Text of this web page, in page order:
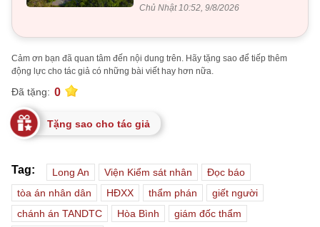
Chủ Nhật 10:52, 9/8/2026
Cảm ơn bạn đã quan tâm đến nội dung trên. Hãy tặng sao để tiếp thêm
động lực cho tác giả có những bài viết hay hơn nữa.
Đã tặng: 0
Tặng sao cho tác giả
Tag: Long An Viện Kiểm sát nhân
Đọc báo
tòa án nhân dân
HĐXX thẩm phán
giết người
chánh án TANDTC
Hòa Bình
giám đốc thẩm